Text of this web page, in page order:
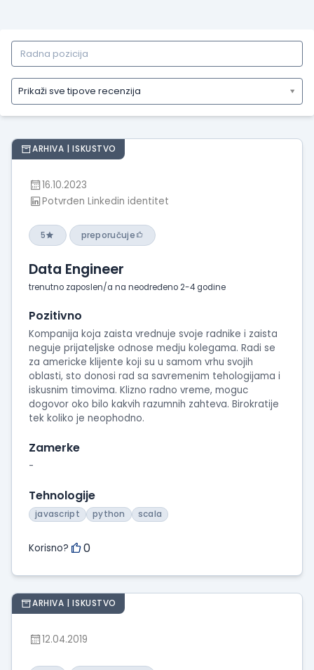
Prikaži sve tipove recenzija
Prikaži
sve
tipove
recenzija
iskustva
radu
Prikaži
intervjua
ARHIVA | ISKUSTVO
16.10.2023
Potvrđen Linkedin identitet
5 preporučuje
Data Engineer
trenutno zaposlen/a na neodređeno 2-4 godine
Pozitivno
Kompanija koja zaista vrednuje svoje radnike i zaista
neguje prijateljske odnose medju kolegama. Radi se
za americke klijente koji su u samom vrhu svojih
oblasti, sto donosi rad sa savremenim tehologijama i
iskusnim timovima. Klizno radno vreme, moguc
dogovor oko bilo kakvih razumnih zahteva. Birokratije
tek koliko je neophodno.
Zamerke
-
Tehnologije
javascript python scala
Korisno? 0
ARHIVA | ISKUSTVO
12.04.2019